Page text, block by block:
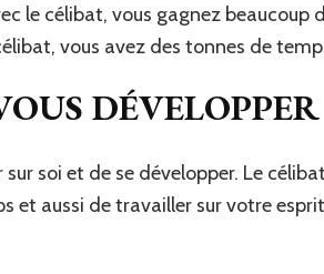
le célibat, vous gagnez beaucoup
vous avez des tonnes de
DÉVELOPPER
soi et de se développer. Le
aussi de travailler sur votre esprit